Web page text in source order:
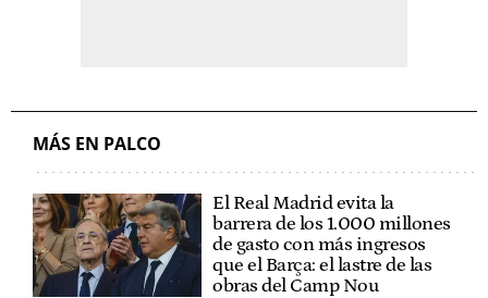
MÁS EN PALCO
El Real Madrid evita la
barrera de los 1.000 millones
de gasto con más ingresos
que el Barça: el lastre de las
obras del Camp Nou